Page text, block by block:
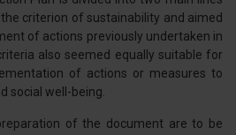
criterion of sustainability and aimed
of actions previously undertaken in
also seemed equally suitable for
of actions or measures to
social well-being.
of the document are to be